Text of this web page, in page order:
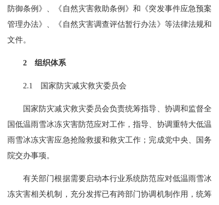
防御条例》、《自然灾害救助条例》和《突发事件应急预案
管理办法》、《自然灾害调查评估暂行办法》等法律法规和
文件。
2 组织体系
2.1 国家防灾减灾救灾委员会
国家防灾减灾救灾委员会负责统筹指导、协调和监督全
国低温雨雪冰冻灾害防范应对工作，指导、协调重特大低温
雨雪冰冻灾害应急抢险救援和救灾工作；完成党中央、国务
院交办事项。
有关部门根据需要启动本行业系统防范应对低温雨雪冰
冻灾害相关机制，充分发挥已有跨部门协调机制作用，统筹